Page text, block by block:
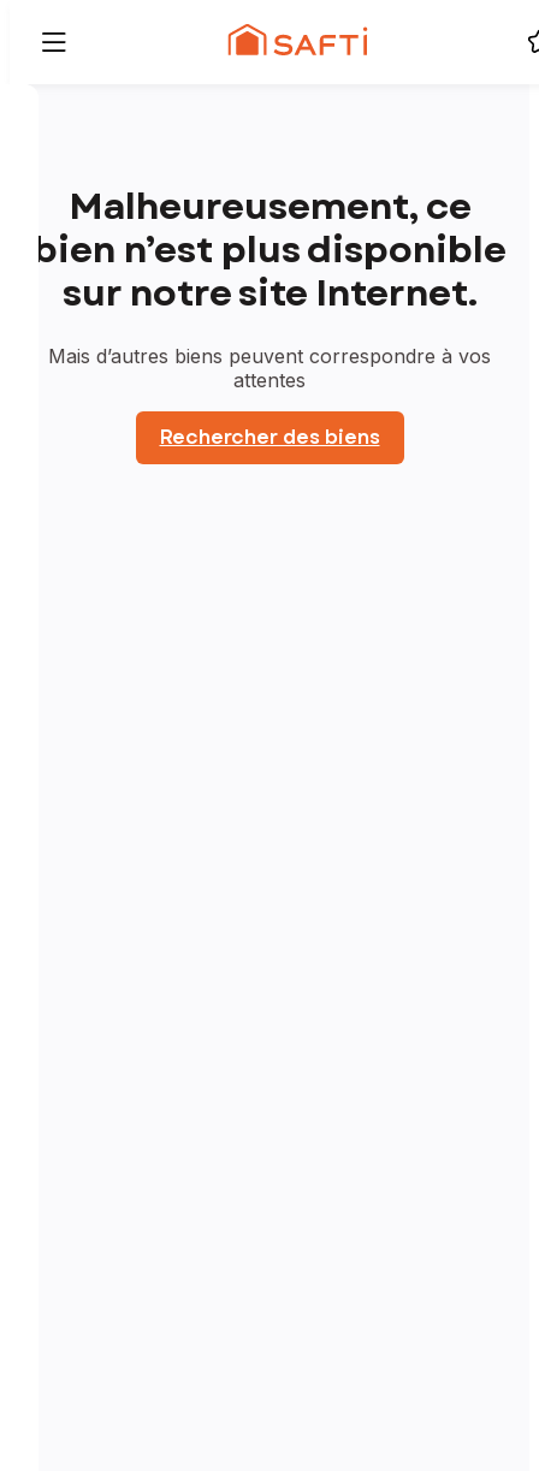
Malheureusement, ce
bien n’est plus disponible
sur notre site Internet.
Mais d’autres biens peuvent correspondre à vos
attentes
Rechercher des biens